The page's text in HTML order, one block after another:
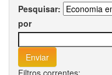
Pesquisar:
por
Filtros correntes: